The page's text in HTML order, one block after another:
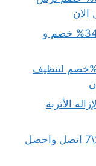
شركة مكافحة حشرات بالمزاحمية بـ 34% خصم و
تنظيف منازل بالمزاحمية بـ 35%خصم لتنظيف
مكيفات بالخرج بـ40% لإزالة الأتربة
شركة تنظيف فلل بالمجمعة خدمة 24\7 اتصل واحصل